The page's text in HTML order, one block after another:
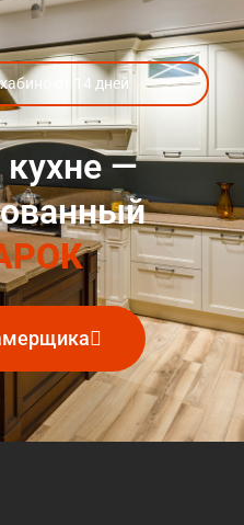
от 14 дней
—